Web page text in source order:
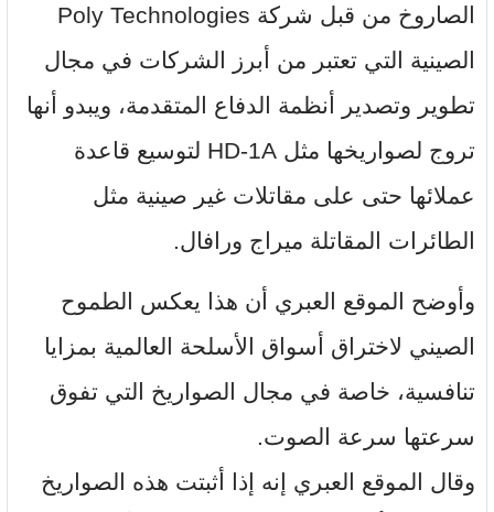
الصاروخ من قبل شركة Poly Technologies
الصينية التي تعتبر من أبرز الشركات في مجال
تطوير وتصدير أنظمة الدفاع المتقدمة، ويبدو أنها
تروج لصواريخها مثل HD-1A لتوسيع قاعدة
عملائها حتى على مقاتلات غير صينية مثل
الطائرات المقاتلة ميراج ورافال.
وأوضح الموقع العبري أن هذا يعكس الطموح
الصيني لاختراق أسواق الأسلحة العالمية بمزايا
تنافسية، خاصة في مجال الصواريخ التي تفوق
سرعتها سرعة الصوت.
وقال الموقع العبري إنه إذا أثبتت هذه الصواريخ